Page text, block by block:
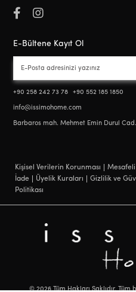
E-Bültene Kayıt Ol
+90 258 242 73 78 +90 552 185 1850
info@issimohome.com
Barbaros mah. Mehmet Emin Durul
Kişisel Verilerin Korunması Mesafeli
İade
Üyelik Kuraları Gizlilik ve
Politikası
©2026Tüm Hakları Saklıdır. Tüm